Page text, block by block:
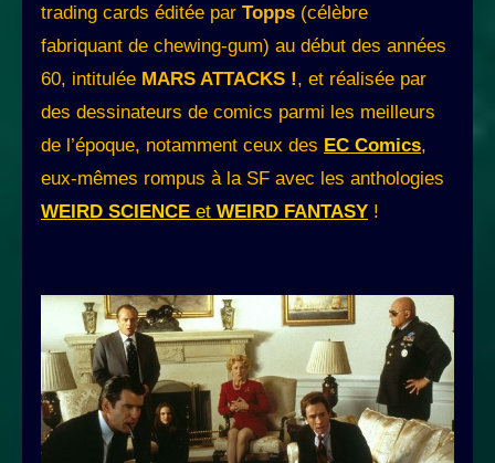
trading cards éditée par Topps (célèbre
fabriquant de chewing-gum) au début des années
60, intitulée MARS ATTACKS !, et réalisée par
des dessinateurs de comics parmi les meilleurs
de l’époque, notamment ceux des EC Comics,
eux-mêmes rompus à la SF avec les anthologies
WEIRD SCIENCE et WEIRD FANTASY !